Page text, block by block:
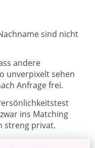
sind nicht
andere
unverpixelt sehen
Anfrage frei.
ins Matching
streng privat.